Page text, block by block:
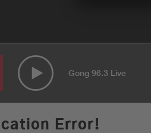
Gong 96.3 Live
Error!